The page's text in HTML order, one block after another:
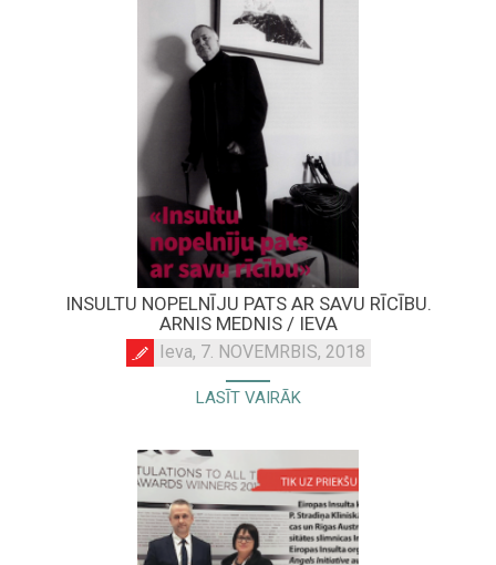
INSULTU NOPELNĪJU PATS AR SAVU RĪCĪBU.
ARNIS MEDNIS / IEVA
Ieva, 7. NOVEMRBIS, 2018
LASĪT VAIRĀK